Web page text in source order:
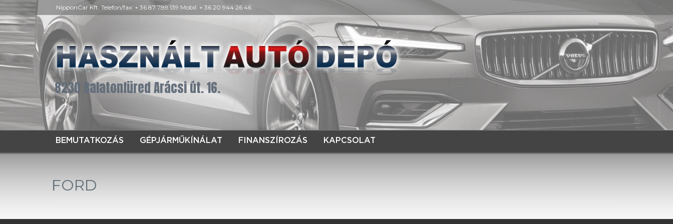
NipponCar Kft. Telefon/fax: + 36 87 789 139 Mobil: + 36 20 944 26 46
8230 Balatonfüred Arácsi út. 16.
BEMUTATKOZÁS GÉPJÁRMŰKÍNÁLAT FINANSZÍROZÁS KAPCSOLAT
FORD